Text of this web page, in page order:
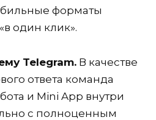
форматы
один клик».
Telegram. В качестве
ответа команда
и Mini App внутри
с полноценным